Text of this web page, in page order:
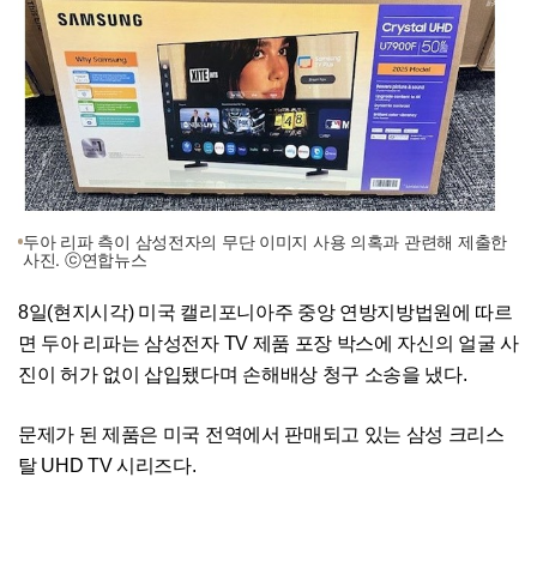
두아 리파 측이 삼성전자의 무단 이미지 사용 의혹과 관련해 제출한
사진. ⓒ연합뉴스
8일(현지시각) 미국 캘리포니아주 중앙 연방지방법원에 따르
면 두아 리파는 삼성전자 TV 제품 포장 박스에 자신의 얼굴 사
진이 허가 없이 삽입됐다며 손해배상 청구 소송을 냈다.
문제가 된 제품은 미국 전역에서 판매되고 있는 삼성 크리스
탈 UHD TV 시리즈다.